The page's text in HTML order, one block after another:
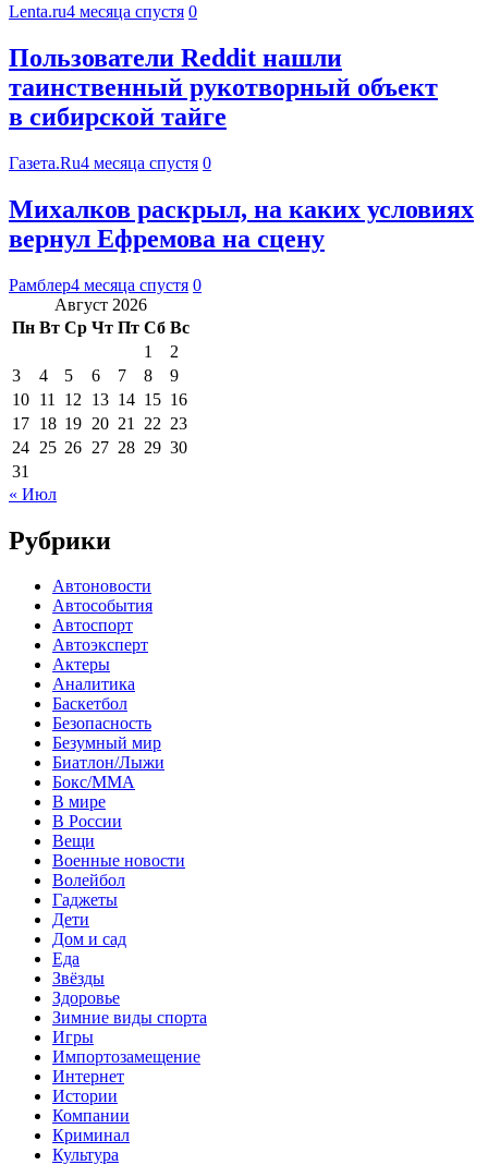
Lenta.ru4 месяца спустя 0
Пользователи Reddit нашли
таинственный рукотворный объект
в сибирской тайге
Газета.Ru4 месяца спустя 0
Михалков раскрыл, на каких условиях
вернул Ефремова на сцену
Рамблер4 месяца спустя 0
Август 2026
Пн Вт Ср Чт Пт Сб Вс
1
2
3
4 5 6 7 8
9
10 11 12 13 14 15 16
17 18 19 20 21 22 23
24 25 26 27 28 29 30
31
« Июл
Рубрики
Автоновости
Автособытия
Автоспорт
Автоэксперт
Актеры
Аналитика
Баскетбол
Безопасность
Безумный мир
Биатлон/Лыжи
Бокс/MMA
В мире
В России
Вещи
Военные новости
Волейбол
Гаджеты
Дети
Дом и сад
Еда
Звёзды
Здоровье
Зимние виды спорта
Игры
Импортозамещение
Интернет
Истории
Компании
Криминал
Культура